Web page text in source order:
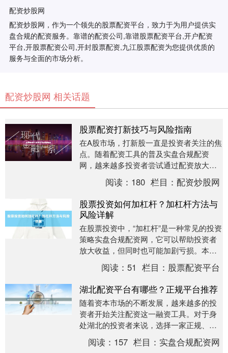
配资炒股网
配资炒股网，作为一个领先的股票配资平台，致力于为用户提供实
盘合规的配资服务。靠谱的配资公司,靠谱股票配资平台,开户配资
平台,开股票配资公司,开封股票配资,九江股票配资为您提供优质的
服务与全面的市场分析。
配资炒股网 相关话题
股票配资打新技巧与风险指南
在A股市场，打新股一直是投资者关注的焦
点。随着配资工具的普及实盘合规配资
网，越来越多投资者尝试通过配资放大资
金参与打新。然而，配资打新并非稳赚不
赔，掌握正确技巧....
阅读： 180 栏目：配资炒股网
股票投资如何加杠杆？加杠杆方法与
风险详解
在股票投资中，“加杠杆”是一种常见的投资
策略实盘合规配资网，它可以帮助投资者
放大收益，但同时也可能加剧亏损。本文
将详细解析股票投资加杠杆的方法与风
险，帮助投资者....
阅读：51 栏目： 股票配资平台
湖北配资平台有哪些？正规平台推荐
随着资本市场的不断发展，越来越多的投
资者开始关注配资这一融资工具。对于身
处湖北的投资者来说，选择一家正规、安
全的配资平台至关重要。本文将为您详细
介绍湖北配资平台....
阅读： 157 栏目： 实盘合规配资网